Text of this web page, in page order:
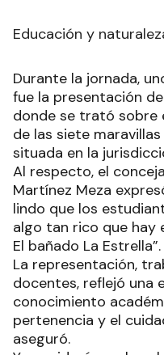
Educación y
Durante la jornada,
fue la presentación
donde se trató sobre
de las siete
situada en la
Al respecto, el
Martínez Meza
lindo que los
algo tan rico que hay
El bañado La Estrella”.
La representación,
docentes, reflejó una
conocimiento
pertenencia y el
aseguró.